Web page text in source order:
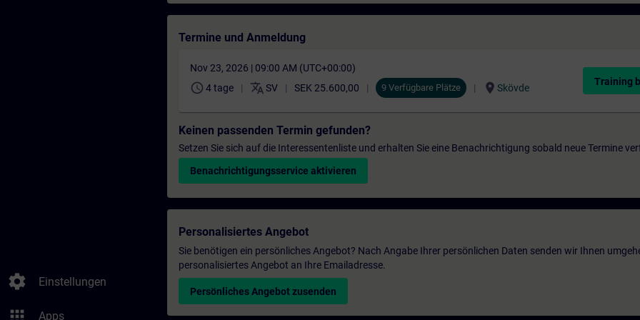
settings Einstellungen
Apps
Termine und Anmeldung
Nov 23, 2026 | 09:00 AM (UTC+00:00)
schedule 4 tage translate SV SEK 25.600,00 9 Verfügbare Plätze location_on Skövde
Training
Keinen passenden Termin gefunden?
Setzen Sie sich auf die Interessentenliste und erhalten Sie eine Benachrichtigung sobald neue Termine
Benachrichtigungsservice aktivieren
Personalisiertes Angebot
Sie benötigen ein persönliches Angebot? Nach Angabe Ihrer persönlichen Daten senden wir Ihnen
personalisiertes Angebot an Ihre Emailadresse.
Persönliches Angebot zusenden